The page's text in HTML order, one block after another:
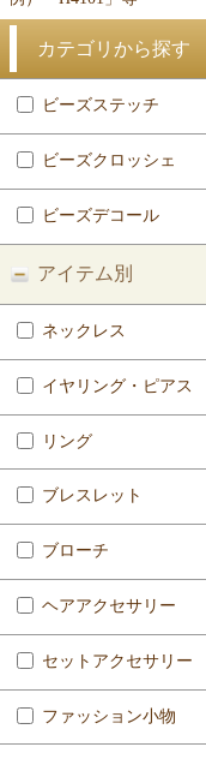
カテゴリから探す
ビーズステッチ
ビーズクロッシェ
ビーズデコール
アイテム別
ネックレス
イヤリング・ピアス
リング
ブレスレット
ブローチ
ヘアアクセサリー
セットアクセサリー
ファッション小物